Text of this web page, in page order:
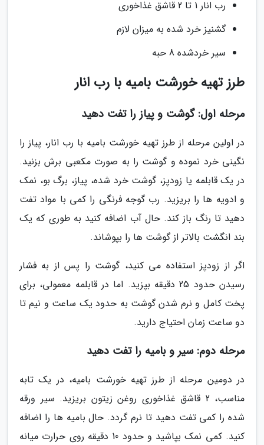
رب انار 1 تا 2 قاشق غذاخوری
گشنیز خرد شده به میزان لازم
سیر خردشده 8 حبه
طرز تهیه خورشت بامیه با رب انار
مرحله اول: گوشت و پیاز را تفت دهید
در اولین مرحله از طرز تهیه خورشت بامیه با رب انار، پیاز را
نگینی خرد نموده و گوشت را به صورت مکعبی برش بزنید.
در یک قابلمه یا زودپز، گوشت خرد شده، پیاز، برگ بو، نمک
و ادویه ها را بریزید. رب گوجه فرنگی را کمی با مواد تفت
دهید تا رنگ باز کند. حال آب اضافه کنید به طوری که یک
بند انگشت بالاتر از گوشت ها را بپوشاند.
اگر از زودپز استفاده می کنید، گوشت را پس از به فشار
رسیدن حدود 25 دقیقه بپزید. اما در قابلمه معمولی، برای
پخت کامل و نرم شدن گوشت به حدود یک ساعت و نیم تا
دو ساعت زمان احتیاج دارید.
مرحله دوم: سیر و بامیه را تفت دهید
در دومین مرحله از طرز تهیه خورشت بامیه، در یک تابه
مناسب، 2 قاشق غذاخوری روغن زیتون بریزید. سیر ورقه
شده را کمی تفت دهید تا نرم گردد. حال بامیه ها را اضافه
کنید. کمی نمک بپاشید و حدود 10 دقیقه روی حرارت میانه